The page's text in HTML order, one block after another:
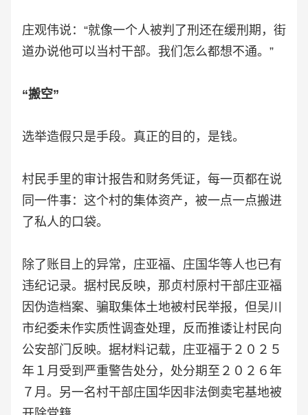
庄观伟说：“就像一个人被判了刑还在缓刑期，街
道办说他可以当村干部。我们怎么都想不通。”
“搬空”
选举造假只是手段。真正的目的，是钱。
村民手里的审计报告和财务凭证，每一页都在说
同一件事：这个村的集体资产，被一点一点搬进
了私人的口袋。
除了账目上的异常，庄亚福、庄国华等人也已有
违纪记录。据村民反映，那贞村原村干部庄亚福
因伪造档案、骗取集体土地被村民举报，但吴川
市纪委未作实质性调查处理，反而推诿让村民向
公安部门反映。据材料记载，庄亚福于２０２５
年１月受到严重警告处分，处分期至２０２６年
７月。另一名村干部庄国华因非法倒卖宅基地被